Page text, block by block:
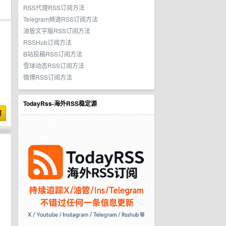
RSS代理RSS订阅方法
Telegram频道RSS订阅方法
油管文字版RSS订阅方法
RSSHub订阅方法
B站投稿RSS订阅方法
雪球动态RSS订阅方法
微博RSS订阅方法
TodayRss-海外RSS稳定源